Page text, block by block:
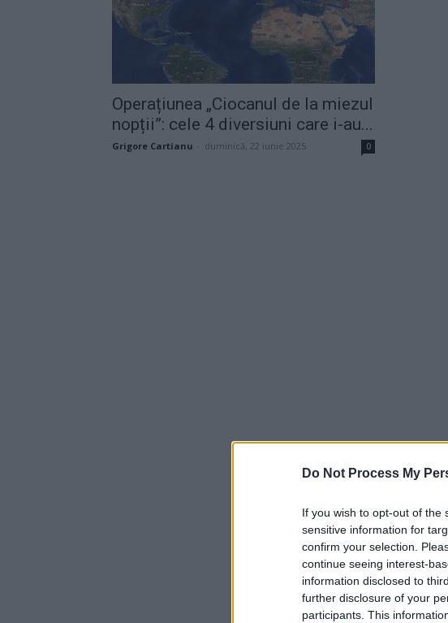
Do Not Process My
If you wish to opt-out of the
sensitive information for
confirm your selection.
continue seeing interest-
information disclosed to
further disclosure of your
participants. This
Operațiunea „Ciocanul de la miezul
nopții”: cele 4 diversiuni care i-au...
Grigore Cartianu duminică, 22 iunie 2025 0